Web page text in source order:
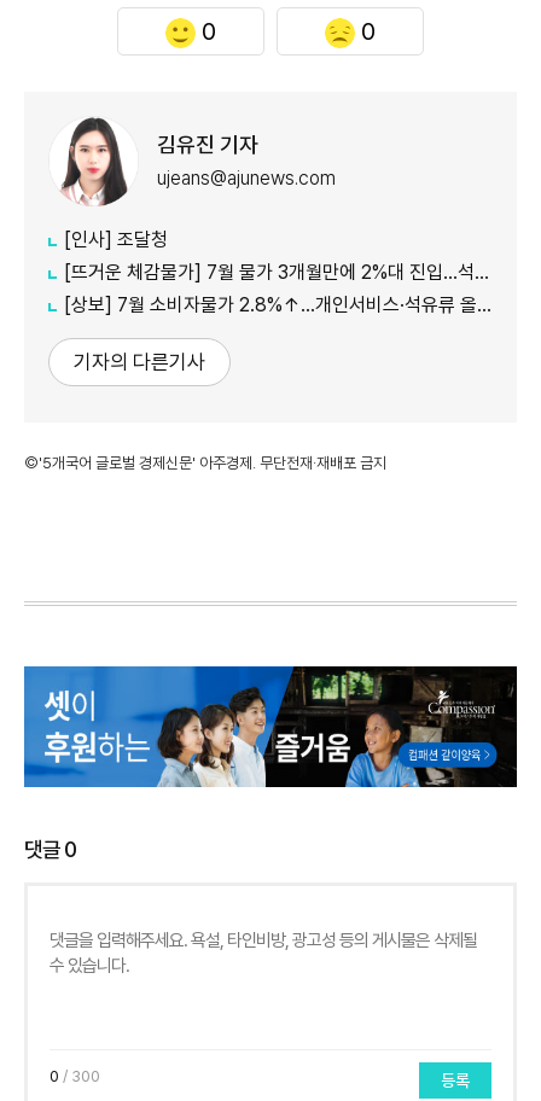
0 0
김유진 기자
ujeans@ajunews.com
[인사] 조달청
[뜨거운 체감물가] 7월 물가 3개월만에 2%대 진입…석유류·서비스 상승세 여전
[상보] 7월 소비자물가 2.8%↑…개인서비스·석유류 올라
기자의 다른기사
©'5개국어 글로벌 경제신문' 아주경제. 무단전재·재배포 금지
댓글0
0 / 300 등록